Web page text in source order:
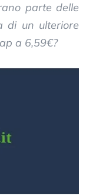
parte delle
di un ulteriore
a 6,59€?